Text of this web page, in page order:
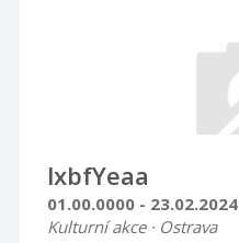
lxbfYeaa
01.00.0000 - 23.02.2024
Kulturní akce · Ostrava